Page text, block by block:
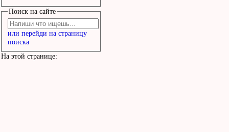
Поиск на сайте
или перейди на страницу
поиска
На этой странице: